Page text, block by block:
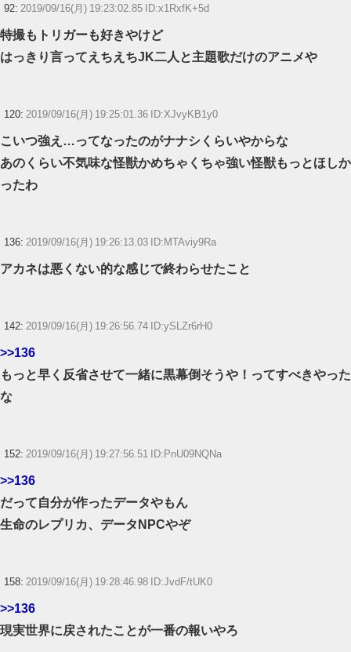
92: 2019/09/16(月) 19:23:02.85 ID:x1RxfK+5d
特撮もトリガーも好きやけど
はっきり言ってえちえちJK二人と主題歌だけのアニメや
120: 2019/09/16(月) 19:25:01.36 ID:XJvyKB1y0
こいつ強え…ってなったのがナナシくらいやからな
あのくらい不気味な怪獣かめちゃくちゃ強い怪獣もっとほしか
ったわ
136: 2019/09/16(月) 19:26:13.03 ID:MTAviy9Ra
アカネは悪くない的な感じで終わらせたこと
142: 2019/09/16(月) 19:26:56.74 ID:ySLZr6rH0
>>136
もっと早く反省させて一緒に黒幕倒そうや！ってすべきやった
な
152: 2019/09/16(月) 19:27:56.51 ID:PnU09NQNa
>>136
だって自分が作ったデータやもん
生命のレプリカ、データNPCやぞ
158: 2019/09/16(月) 19:28:46.98 ID:JvdF/tUK0
>>136
現実世界に戻されたことが一番の報いやろ